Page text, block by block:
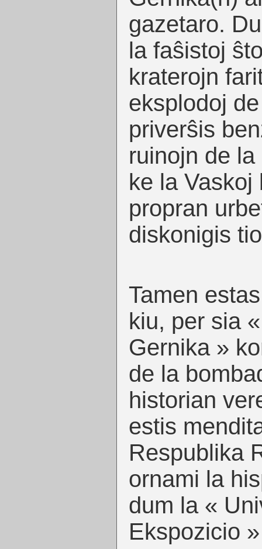
gazetaro.
la faŝistoj
kraterojn
eksplodoj
priverŝis
ruinojn de
ke la Vaskoj
propran
diskonigis
Tamen
kiu, per sia
Gernika »
de la
historian
estis
Respublika
ornami la
dum la «
Ekspozicio